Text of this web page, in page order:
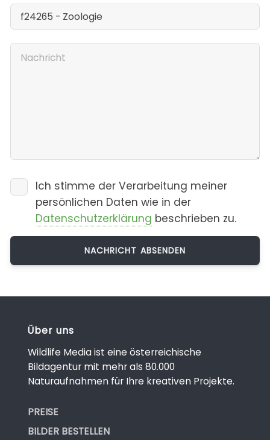
Ich stimme der Verarbeitung meiner
persönlichen Daten wie in der
Datenschutzerklärung beschrieben zu.
Über uns
Wildlife Media ist eine österreichische
Bildagentur mit mehr als 80.000
Naturaufnahmen für Ihre kreativen Projekte.
PREISE
BILDER BESTELLEN